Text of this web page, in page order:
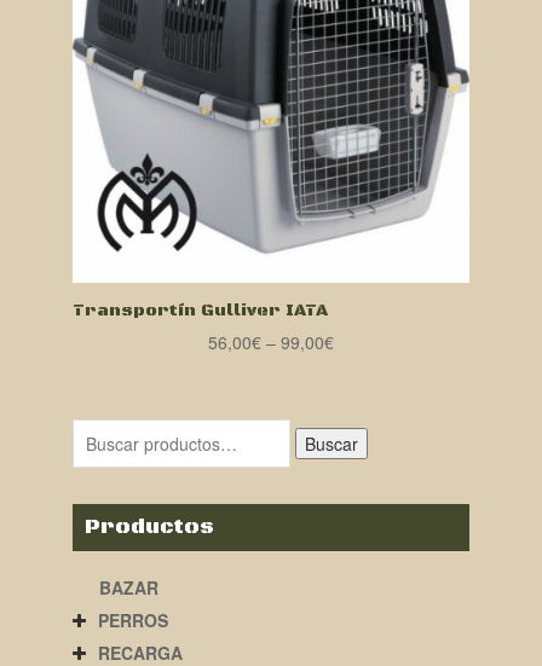
Transportín Gulliver IATA
56,00€– 99,00€
Buscar
Productos
BAZAR
PERROS
RECARGA